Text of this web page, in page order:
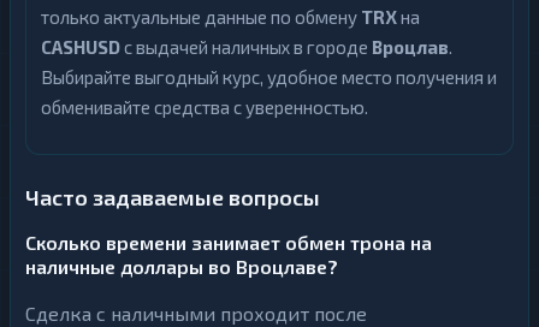
только актуальные данные по обмену TRXна
CASHUSDс выдачей наличных в городе Вроцлав.
Выбирайте выгодный курс, удобное место получения и
обменивайте средства с уверенностью.
Часто задаваемые вопросы
Сколько времени занимает обмен трона на
наличные доллары во Вроцлаве?
Сделка с наличными проходит после